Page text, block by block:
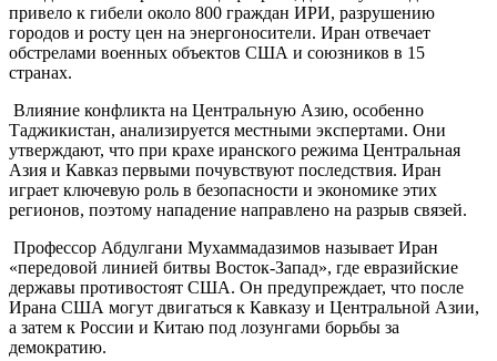
привело к гибели около 800 граждан ИРИ, разрушению
городов и росту цен на энергоносители. Иран отвечает
обстрелами военных объектов США и союзников в 15
странах.
Влияние конфликта на Центральную Азию, особенно
Таджикистан, анализируется местными экспертами. Они
утверждают, что при крахе иранского режима Центральная
Азия и Кавказ первыми почувствуют последствия. Иран
играет ключевую роль в безопасности и экономике этих
регионов, поэтому нападение направлено на разрыв связей.
Профессор Абдулгани Мухаммадазимов называет Иран
«передовой линией битвы Восток-Запад», где евразийские
державы противостоят США. Он предупреждает, что после
Ирана США могут двигаться к Кавказу и Центральной Азии,
а затем к России и Китаю под лозунгами борьбы за
демократию.